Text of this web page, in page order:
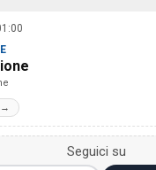
→
Seguici su